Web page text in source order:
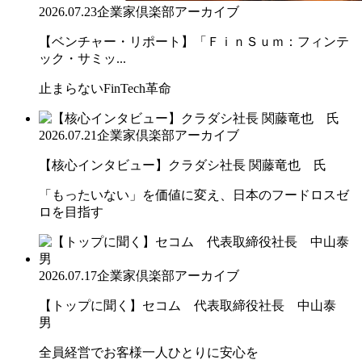
2026.07.23企業家倶楽部アーカイブ
【ベンチャー・リポート】「ＦｉｎＳｕｍ：フィンテ
ック・サミッ...
止まらないFinTech革命
2026.07.21企業家倶楽部アーカイブ
【核心インタビュー】クラダシ社長 関藤竜也 氏
「もったいない」を価値に変え、日本のフードロスゼ
ロを目指す
2026.07.17企業家倶楽部アーカイブ
【トップに聞く】セコム 代表取締役社長 中山泰
男
全員経営でお客様一人ひとりに安心を